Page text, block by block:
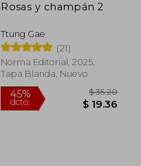
Rosas y champán 2
Ttung Gae
(21)
Norma Editorial, 2025,
Tapa Blanda, Nuevo